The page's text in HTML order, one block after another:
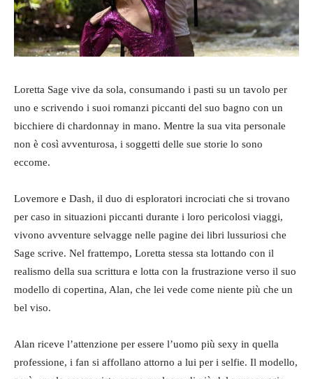
Loretta Sage vive da sola, consumando i pasti su un tavolo per
uno e scrivendo i suoi romanzi piccanti del suo bagno con un
bicchiere di chardonnay in mano. Mentre la sua vita personale
non è così avventurosa, i soggetti delle sue storie lo sono
eccome.
Lovemore e Dash, il duo di esploratori incrociati che si trovano
per caso in situazioni piccanti durante i loro pericolosi viaggi,
vivono avventure selvagge nelle pagine dei libri lussuriosi che
Sage scrive. Nel frattempo, Loretta stessa sta lottando con il
realismo della sua scrittura e lotta con la frustrazione verso il suo
modello di copertina, Alan, che lei vede come niente più che un
bel viso.
Alan riceve l’attenzione per essere l’uomo più sexy in quella
professione, i fan si affollano attorno a lui per i selfie. Il modello,